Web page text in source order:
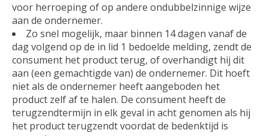
voor herroeping of op andere ondubbelzinnige wijze
aan de ondernemer.
Zo snel mogelijk, maar binnen 14 dagen vanaf de
dag volgend op de in lid 1 bedoelde melding, zendt de
consument het product terug, of overhandigt hij dit
aan (een gemachtigde van) de ondernemer. Dit hoeft
niet als de ondernemer heeft aangeboden het
product zelf af te halen. De consument heeft de
terugzendtermijn in elk geval in acht genomen als hij
het product terugzendt voordat de bedenktijd is